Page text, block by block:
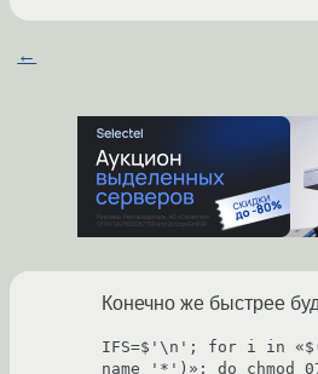
←
Конечно же быстрее
IFS=$'\n'; for i in
name '*')»; do chmod